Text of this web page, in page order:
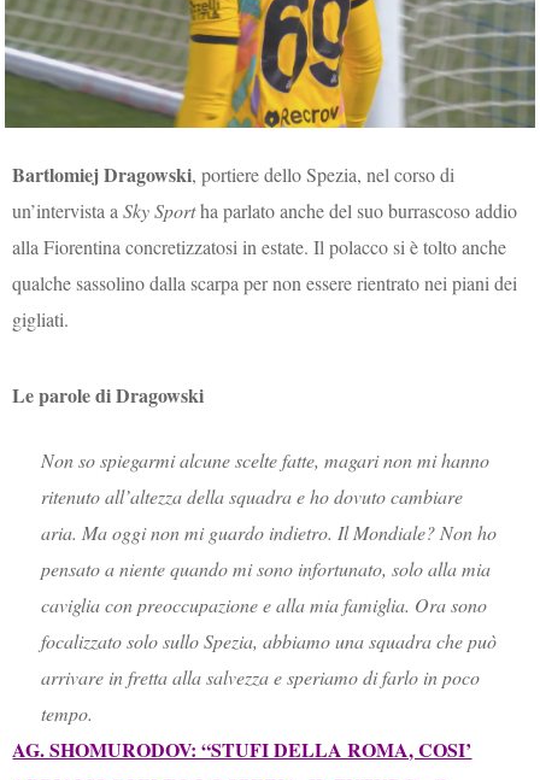
Bartlomiej Dragowski, portiere dello Spezia, nel corso di
un’intervista aSky Sportha parlato anche del suo burrascoso addio
alla Fiorentina concretizzatosi in estate. Il polacco si è tolto anche
qualche sassolino dalla scarpa per non essere rientrato nei piani dei
gigliati.
Le parole di Dragowski
Non so spiegarmi alcune scelte fatte, magari non mi hanno
ritenuto all’altezza della squadra e ho dovuto cambiare
aria. Ma oggi non mi guardo indietro. Il Mondiale? Non ho
pensato a niente quando mi sono infortunato, solo alla mia
caviglia con preoccupazione e alla mia famiglia. Ora sono
focalizzato solo sullo Spezia, abbiamo una squadra che può
arrivare in fretta alla salvezza e speriamo di farlo in poco
tempo.
AG. SHOMURODOV: “STUFI DELLA ROMA, COSI’